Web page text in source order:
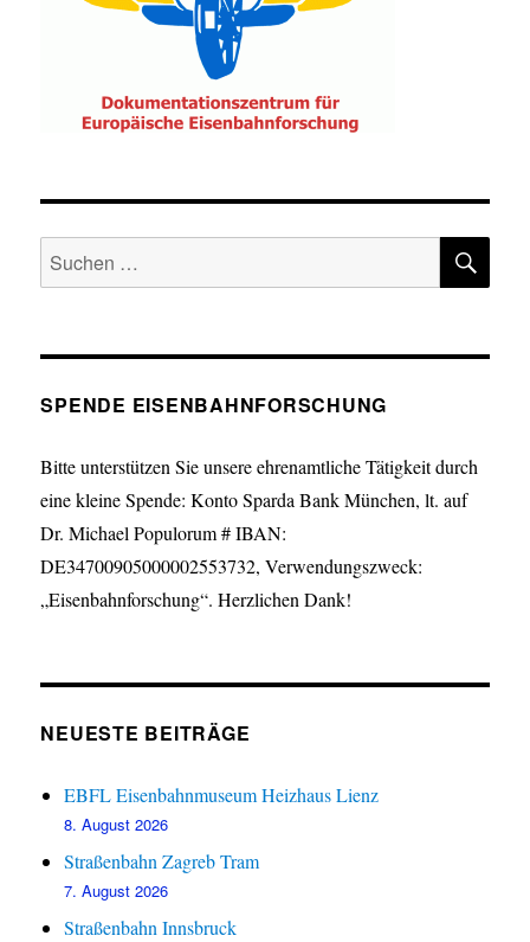
Suche
nach:
SPENDE EISENBAHNFORSCHUNG
Bitte unterstützen Sie unsere ehrenamtliche Tätigkeit durch
eine kleine Spende: Konto Sparda Bank München, lt. auf
Dr. Michael Populorum # IBAN:
DE34700905000002553732, Verwendungszweck:
„Eisenbahnforschung“. Herzlichen Dank!
NEUESTE BEITRÄGE
EBFL Eisenbahnmuseum Heizhaus Lienz
8. August 2026
Straßenbahn Zagreb Tram
7. August 2026
Straßenbahn Innsbruck